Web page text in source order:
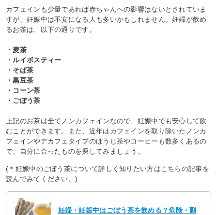
カフェインも少量であれば赤ちゃんへの影響はないとされていま
すが、妊娠中は不安になる人も多いかもしれません。妊婦が飲め
るお茶は、以下の通りです。
・麦茶
・ルイボスティー
・そば茶
・黒豆茶
・コーン茶
・ごぼう茶
上記のお茶は全てノンカフェインなので、妊娠中でも安心して飲
むことができます。また、近年はカフェインを取り除いたノンカ
フェインやデカフェタイプのほうじ茶やコーヒーも数多くあるの
で、自分に合ったものを探してみましょう。
(＊妊娠中のごぼう茶について詳しく知りたい方はこちらの記事を
読んでみてください。)
妊婦・妊娠中はごぼう茶を飲める？危険・副